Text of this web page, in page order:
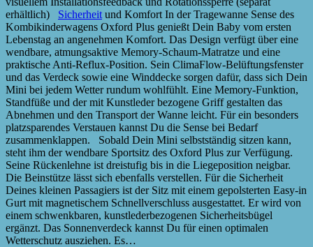
erhältlich) Sicherheit und Komfort In der Tragewanne Sense des
Kombikinderwagens Oxford Plus genießt Dein Baby vom ersten
Lebenstag an angenehmen Komfort. Das Design verfügt über eine
wendbare, atmungsaktive Memory-Schaum-Matratze und eine
praktische Anti-Reflux-Position. Sein ClimaFlow-Belüftungsfenster
und das Verdeck sowie eine Winddecke sorgen dafür, dass sich Dein
Mini bei jedem Wetter rundum wohlfühlt. Eine Memory-Funktion,
Standfüße und der mit Kunstleder bezogene Griff gestalten das
Abnehmen und den Transport der Wanne leicht. Für ein besonders
platzsparendes Verstauen kannst Du die Sense bei Bedarf
zusammenklappen. Sobald Dein Mini selbstständig sitzen kann,
steht ihm der wendbare Sportsitz des Oxford Plus zur Verfügung.
Seine Rückenlehne ist dreistufig bis in die Liegeposition neigbar.
Die Beinstütze lässt sich ebenfalls verstellen. Für die Sicherheit
Deines kleinen Passagiers ist der Sitz mit einem gepolsterten Easy-in
Gurt mit magnetischem Schnellverschluss ausgestattet. Er wird von
einem schwenkbaren, kunstlederbezogenen Sicherheitsbügel
ergänzt. Das Sonnenverdeck kannst Du für einen optimalen
Wetterschutz ausziehen. Es…